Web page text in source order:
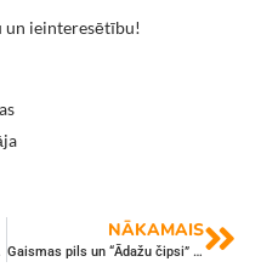
un ieinteresētību!
NĀKAMAIS
Gaismas pils un “Ādažu čipsi” – atklājam noslēpumus